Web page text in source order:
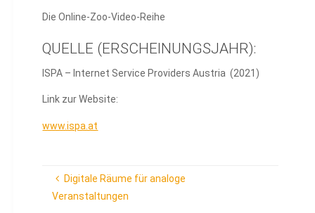
DieOnline-Zoo-Video-Reihe
QUELLE (ERSCHEINUNGSJAHR):
ISPA – Internet Service Providers Austria (2021)
Link zur Website:
www.ispa.at
Digitale Räume für analoge
Veranstaltungen